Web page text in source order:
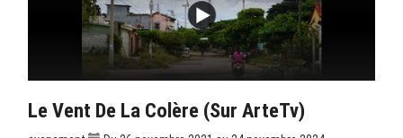
Le Vent De La Colère (sur ArteTv)